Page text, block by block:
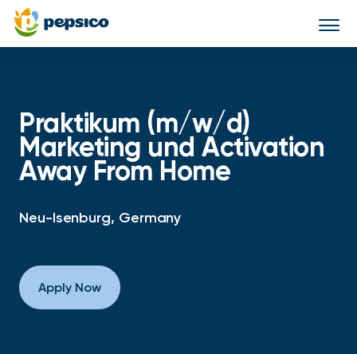
Praktikum (m/w/d)
Marketing und Activation
Away From Home
Neu-Isenburg, Germany
Apply Now